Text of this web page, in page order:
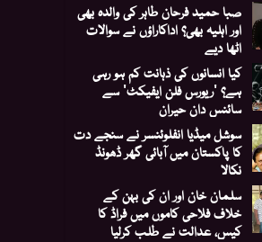
صبا حمید فرحان طاہر کی والدہ بھی
اور اہلیہ بھی؟ اداکاراؤں نے سوالات
اٹھا دیے
کیا انسانوں کی ذہانت کم ہو رہی
ہے؟ 'ریورس فلن ایفیکٹ' سے
سائنس دان حیران
سوشل میڈیا انفلوئنسر نے سنجے دت
کا پاکستان میں آبائی گھر ڈھونڈ
نکالا
سلمان خان اور ان کی بہن کے
خلاف فلاحی کاموں میں فراڈ کا
کیس، عدالت نے طلب کرلیا